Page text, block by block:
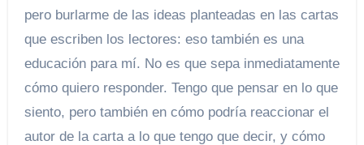
pero burlarme de las ideas planteadas en las cartas
que escriben los lectores: eso también es una
educación para mí. No es que sepa inmediatamente
cómo quiero responder. Tengo que pensar en lo que
siento, pero también en cómo podría reaccionar el
autor de la carta a lo que tengo que decir, y cómo